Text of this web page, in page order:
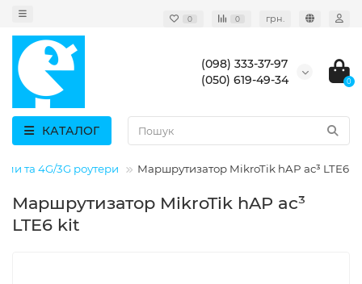
0 0 грн.
(098) 333-37-97
(050) 619-49-34
0
КАТАЛОГ
та 4G/3G роутери Маршрутизатор MikroTik hAP ac³ LTE6
Маршрутизатор MikroTik hAP ac³
LTE6 kit